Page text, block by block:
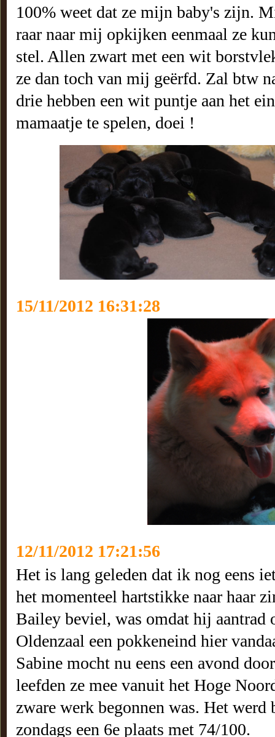
100% weet dat ze mijn baby's zijn.
raar naar mij opkijken eenmaal ze
stel. Allen zwart met een wit
ze dan toch van mij geërfd. Zal btw
drie hebben een wit puntje aan het
mamaatje te spelen, doei !
15/11/2012 16:31:28
12/11/2012 17:21:56
Het is lang geleden dat ik nog eens
het momenteel hartstikke naar haar
Bailey beviel, was omdat hij aantrad
Oldenzaal een pokkeneind hier
Sabine mocht nu eens een avond
leefden ze mee vanuit het Hoge
zware werk begonnen was. Het
zondags een 6e plaats met 74/100.